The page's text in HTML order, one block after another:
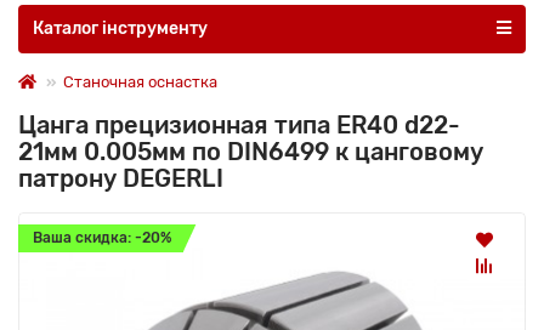
Каталог інструменту
Станочная оснастка
Цанга прецизионная типа ER40 d22-
21мм 0.005мм по DIN6499 к цанговому
патрону DEGERLI
Ваша скидка: -20%